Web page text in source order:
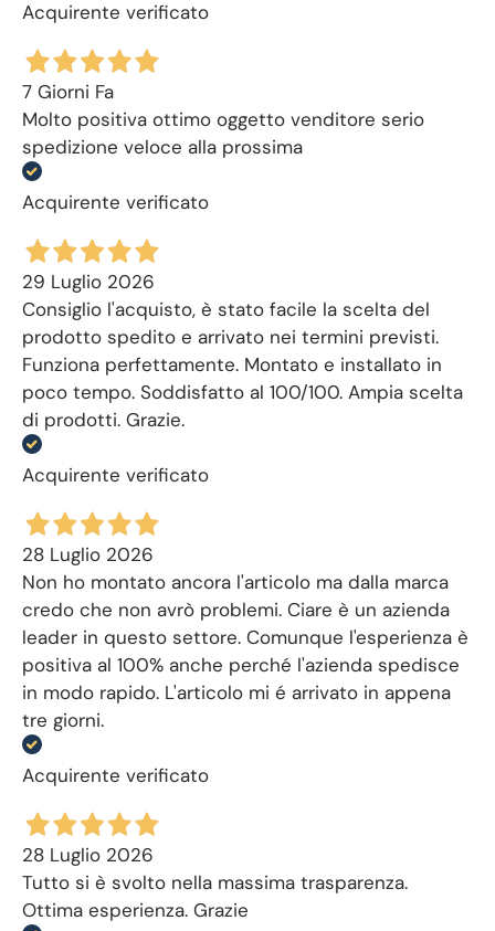
Acquirente verificato
7 Giorni Fa
Molto positiva ottimo oggetto venditore serio
spedizione veloce alla prossima
Acquirente verificato
29 Luglio 2026
Consiglio l'acquisto, è stato facile la scelta del
prodotto spedito e arrivato nei termini previsti.
Funziona perfettamente. Montato e installato in
poco tempo. Soddisfatto al 100/100. Ampia scelta
di prodotti. Grazie.
Acquirente verificato
28 Luglio 2026
Non ho montato ancora l'articolo ma dalla marca
credo che non avrò problemi. Ciare è un azienda
leader in questo settore. Comunque l'esperienza è
positiva al 100% anche perché l'azienda spedisce
in modo rapido. L'articolo mi é arrivato in appena
tre giorni.
Acquirente verificato
28 Luglio 2026
Tutto si è svolto nella massima trasparenza.
Ottima esperienza. Grazie